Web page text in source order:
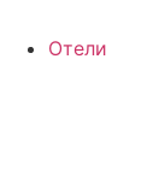
Отели